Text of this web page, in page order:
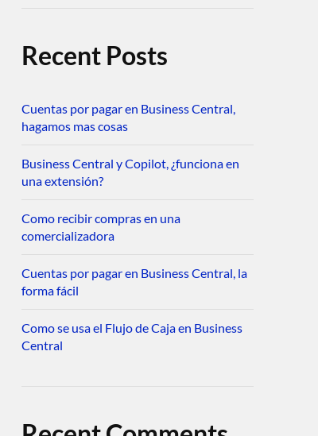
Recent Posts
Cuentas por pagar en Business Central,
hagamos mas cosas
Business Central y Copilot, ¿funciona en
una extensión?
Como recibir compras en una
comercializadora
Cuentas por pagar en Business Central, la
forma fácil
Como se usa el Flujo de Caja en Business
Central